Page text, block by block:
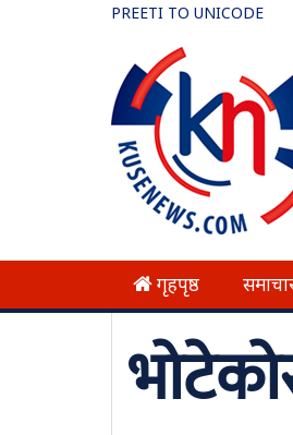
PREETI TO UNICODE
गृहपृष्ठ